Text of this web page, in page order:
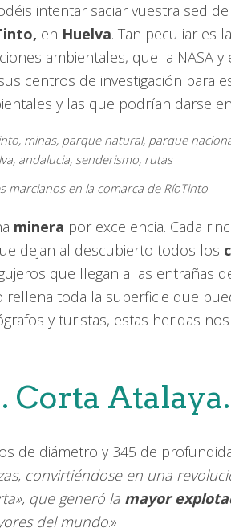
intentar saciar vuestra sed
en Huelva. Tan peculiar es
ambientales, que la NASA
centros de investigación para
y las que podrían darse
marcianos en la comarca de RíoTinto
minera por excelencia. Cada
dejan al descubierto todos los
que llegan a las entrañas
rellena toda la superficie que
y turistas, estas heridas
Corta Atalaya.
de diámetro y 345 de
convirtiéndose en una
que generó la mayor
del mundo.»